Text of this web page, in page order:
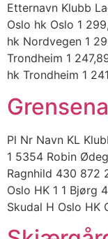
Etternavn Klubb
Oslo hk Oslo 1
hk Nordvegen 1
Trondheim 1
hk Trondheim 1
Pl Nr Navn KL
1 5354 Robin
Ragnhild 430 872
Oslo HK 1 1 Bjørg
Skudal H Oslo HK